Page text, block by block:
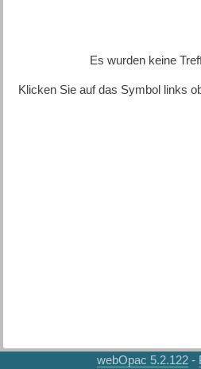
Es wurden keine
Klicken Sie auf das Symbol links
webOpac 5.2.122 -